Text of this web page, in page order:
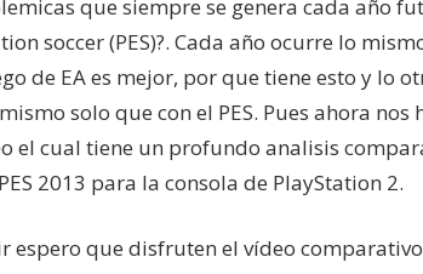
que siempre se genera cada año
soccer (PES)?. Cada año ocurre lo
de EA es mejor, por que tiene esto y lo
solo que con el PES. Pues ahora
el cual tiene un profundo analisis
2013 para la consola de PlayStation 2.
espero que disfruten el vídeo